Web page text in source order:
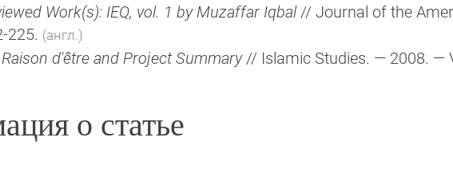
Work(s): IEQ, vol. 1 by Muzaffar Iqbal// Journal of the
225. (англ.)
Raison d'être and Project Summary// Islamic Studies. — 2008. —
о статье